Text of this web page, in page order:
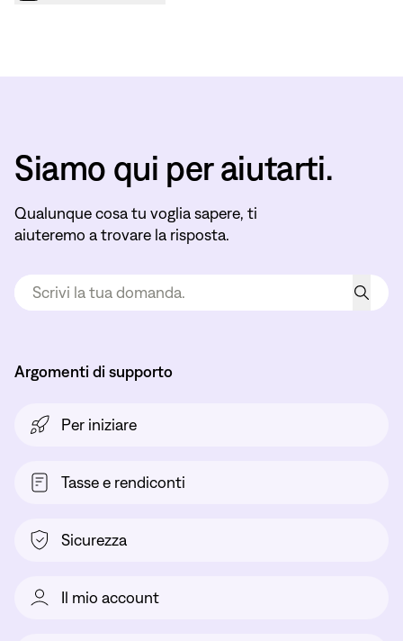
Siamo qui per aiutarti.
Qualunque cosa tu voglia sapere, ti
aiuteremo a trovare la risposta.
Argomenti di supporto
Per iniziare
Tasse e rendiconti
Sicurezza
Il mio account